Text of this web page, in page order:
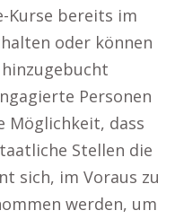
Kurse bereits im
oder können
Personen
Möglichkeit, dass
Stellen die
sich, im Voraus zu
werden, um